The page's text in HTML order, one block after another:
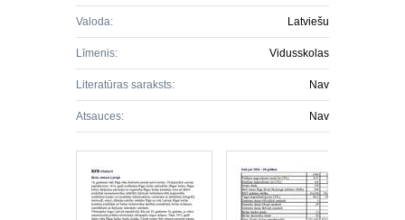
Valoda: Latviešu
Līmenis: Vidusskolas
Literatūras saraksts: Nav
Atsauces: Nav